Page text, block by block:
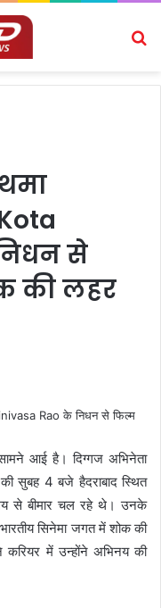
से
की लहर
आई है। दिग्गज अभिनेता
सुबह 4 बजे हैदराबाद स्थित
से बीमार चल रहे थे। उनके
सिनेमा जगत में शोक की
में उन्होंने अभिनय की